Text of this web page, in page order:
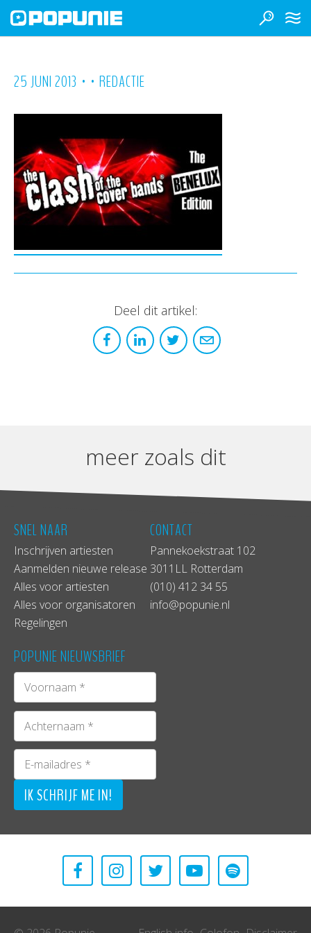
25 JUNI 2013 • • REDACTIE
Deel dit artikel:
meer zoals dit
SNEL NAAR
Inschrijven artiesten
Aanmelden nieuwe release
Alles voor artiesten
Alles voor organisatoren
Regelingen
CONTACT
Pannekoekstraat 102
3011LL Rotterdam
(010) 412 34 55
info@popunie.nl
POPUNIE NIEUWSBRIEF